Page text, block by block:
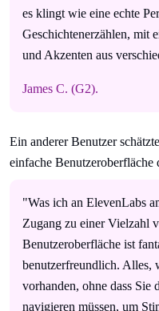
es klingt wie eine echte
Geschichtenerzählen, mit
und Akzenten aus
James C. (G2).
Ein anderer Benutzer
einfache Benutzeroberfläche
"Was ich an ElevenLabs
Zugang zu einer Vielzahl
Benutzeroberfläche ist
benutzerfreundlich. Alles,
vorhanden, ohne dass Sie
navigieren müssen, um